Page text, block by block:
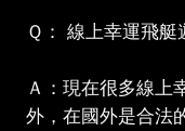
Ｑ： 線上幸運飛艇
Ａ：現在很多線上
外，在國外是合法